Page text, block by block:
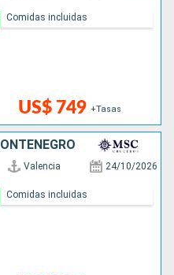
US$ 749 +Tasas
Comidas incluidas
Valencia 24/10/2026
Comidas incluidas